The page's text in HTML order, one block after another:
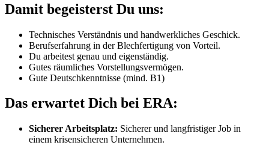
Damit begeisterst Du uns:
Technisches Verständnis und handwerkliches Geschick.
Berufserfahrung in der Blechfertigung von Vorteil.
Du arbeitest genau und eigenständig.
Gutes räumliches Vorstellungsvermögen.
Gute Deutschkenntnisse (mind. B1)
Das erwartet Dich bei ERA:
Sicherer Arbeitsplatz: Sicherer und langfristiger Job in
einem krisensicheren Unternehmen.